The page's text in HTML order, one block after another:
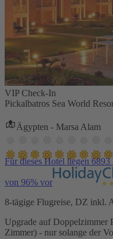
VIP Check-In
Pickalbatros Sea World
Ägypten - Marsa Alam
Für dieses Hotel liegen
von 96% vor
8-tägige Flugreise, DZ inkl.
Upgrade auf Doppelzimmer
Zimmer) - nur solange der